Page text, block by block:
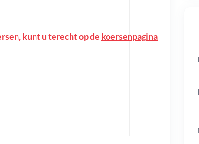
kunt u terecht op de koersenpagina